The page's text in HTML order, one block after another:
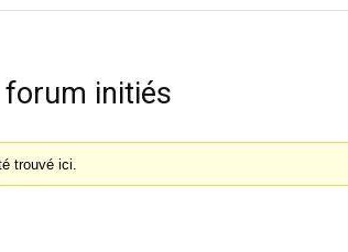
forum initiés
trouvé ici.